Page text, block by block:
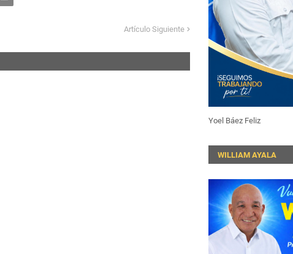
Artículo Siguiente
Yoel Báez Feliz
WILLIAM AYALA